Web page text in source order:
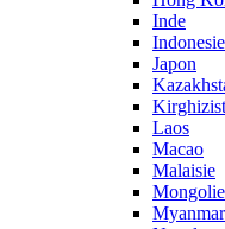
Inde
Japon
Laos
Macao
Malaisie
Mongolie